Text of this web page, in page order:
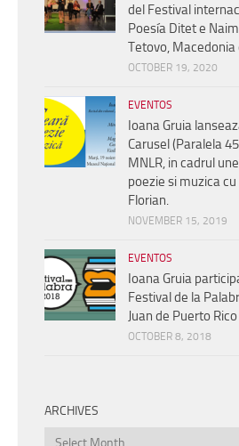
del Festival
Poesía Ditet e
Tetovo, Macedonia
OCTOBER 19, 2020
EVENTOS
Ioana Gruia
Carusel (Paralela
MNLR, in cadrul
poezie si muzica
Florian.
NOVEMBER 15, 2019
EVENTOS
Ioana Gruia
Festival de la
Juan de Puerto Rico
OCTOBER 8, 2018
ARCHIVES
Archives